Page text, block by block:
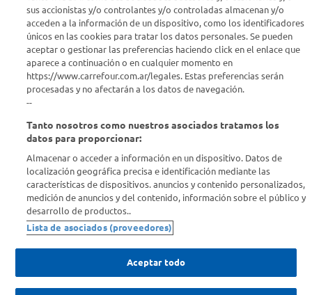
Estamos para ayudarte
¿Tenés una consulta? Comunicate con nosotrosacá
Descubrí Carrefour
Conocenos
Info útil
Comprá Online
Enterate de nuestras ofertas
Dejanos tu mail para recibir todas las ofertas y promociones antes
que nadie.
sus accionistas y/o controlantes y/o controladas almacenan y/o
acceden a la información de un dispositivo, como los identificadores
únicos en las cookies para tratar los datos personales. Se pueden
aceptar o gestionar las preferencias haciendo click en el enlace que
aparece a continuación o en cualquier momento en
https://www.carrefour.com.ar/legales. Estas preferencias serán
procesadas y no afectarán a los datos de navegación.
--
Tanto nosotros como nuestros asociados tratamos los
datos para proporcionar:
Almacenar o acceder a información en un dispositivo. Datos de
localización geográfica precisa e identificación mediante las
características de dispositivos. anuncios y contenido personalizados,
medición de anuncios y del contenido, información sobre el público y
desarrollo de productos..
Lista de asociados (proveedores)
Aceptar todo